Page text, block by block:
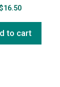
16.50
to cart